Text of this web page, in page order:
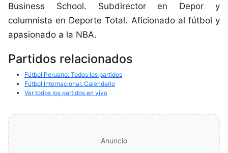
Business School. Subdirector en Depor y
columnista en Deporte Total. Aficionado al fútbol y
apasionado a la NBA.
Partidos relacionados
Fútbol Peruano: Todos los partidos
Fútbol Internacional: Calendario
Ver todos los partidos en vivo
Anuncio